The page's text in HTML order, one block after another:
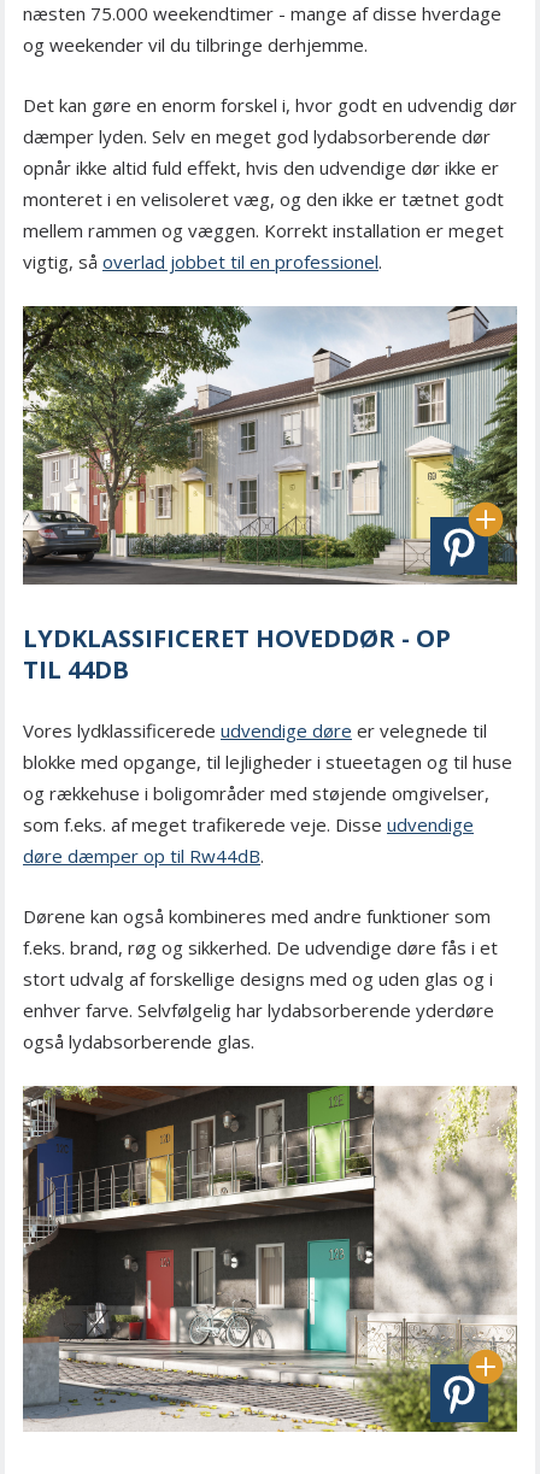
næsten 75.000 weekendtimer - mange af disse hverdage
og weekender vil du tilbringe derhjemme.
Det kan gøre en enorm forskel i, hvor godt en udvendig dør
dæmper lyden. Selv en meget god lydabsorberende dør
opnår ikke altid fuld effekt, hvis den udvendige dør ikke er
monteret i en velisoleret væg, og den ikke er tætnet godt
mellem rammen og væggen. Korrekt installation er meget
vigtig, så overlad jobbet til en professionel.
LYDKLASSIFICERET HOVEDDØR - OP
TIL 44DB
Vores lydklassificerede udvendige døre er velegnede til
blokke med opgange, til lejligheder i stueetagen og til huse
og rækkehuse i boligområder med støjende omgivelser,
som f.eks. af meget trafikerede veje. Disse udvendige
døre dæmper op til Rw44dB.
Dørene kan også kombineres med andre funktioner som
f.eks. brand, røg og sikkerhed. De udvendige døre fås i et
stort udvalg af forskellige designs med og uden glas og i
enhver farve. Selvfølgelig har lydabsorberende yderdøre
også lydabsorberende glas.